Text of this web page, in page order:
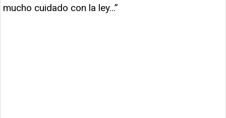
mucho cuidado con la ley...”